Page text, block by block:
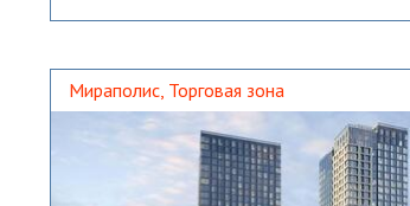
Мираполис, Торговая зона